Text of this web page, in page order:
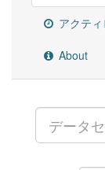
アクテ
About